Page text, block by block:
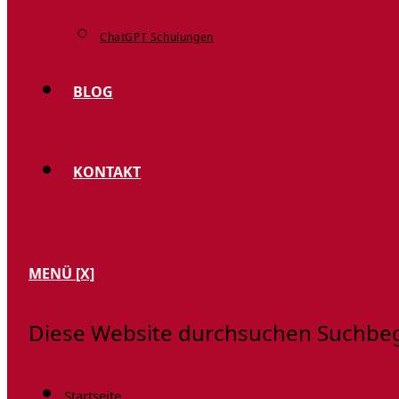
ChatGPT Schulungen
BLOG
KONTAKT
MENÜ [X]
Diese Website durchsuchen
Startseite